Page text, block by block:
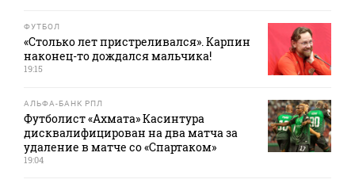
ФУТБОЛ
«Столько лет пристреливался». Карпин
наконец-то дождался мальчика!
19:15
АЛЬФА-БАНК РПЛ
Футболист «Ахмата» Касинтура
дисквалифицирован на два матча за
удаление в матче со «Спартаком»
19:04